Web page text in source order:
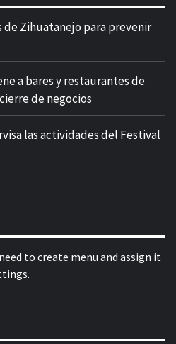
Zihuatanejo para prevenir
a bares y restaurantes de
de negocios
las actividades del Festival
to create menu and assign it